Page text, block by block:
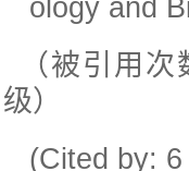
ology and
（被引用次
级）
(Cited by: